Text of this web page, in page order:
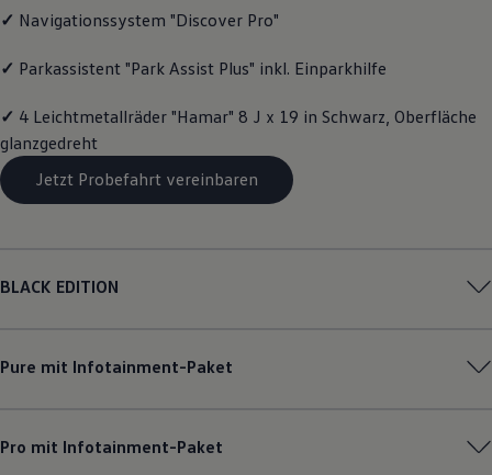
Transport
Elektromobilität
Volkswagen R
Volkswagen Kundenbetreuung
✓ Navigationssystem "Discover Pro"
✓ Parkassistent "Park Assist Plus" inkl. Einparkhilfe
✓ 4 Leichtmetallräder "Hamar" 8 J x 19 in Schwarz, Oberfläche
glanzgedreht
Jetzt Probefahrt vereinbaren
BLACK EDITION
Pure mit Infotainment-Paket
Pro mit Infotainment-Paket